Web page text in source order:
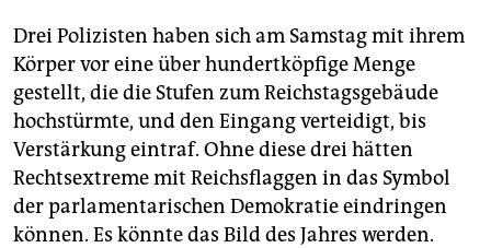
Drei Polizisten haben sich am Samstag mit ihrem
Körper vor eine über hundertköpfige Menge
gestellt, die die Stufen zum Reichstagsgebäude
hochstürmte, und den Eingang verteidigt, bis
Verstärkung eintraf. Ohne diese drei hätten
Rechtsextreme mit Reichsflaggen in das Symbol
der parlamentarischen Demokratie eindringen
können. Es könnte das Bild des Jahres werden.